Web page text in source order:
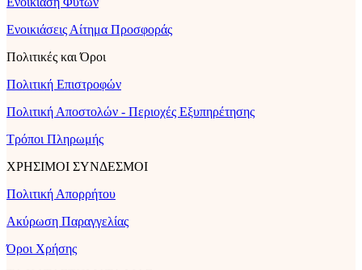
Ενοικιάσεις Αίτημα Προσφοράς
Πολιτικές και Όροι
Πολιτική Επιστροφών
Πολιτική Αποστολών - Περιοχές Εξυπηρέτησης
Τρόποι Πληρωμής
ΧΡΗΣΙΜΟΙ ΣΥΝΔΕΣΜΟΙ
Πολιτική Απορρήτου
Ακύρωση Παραγγελίας
Όροι Χρήσης